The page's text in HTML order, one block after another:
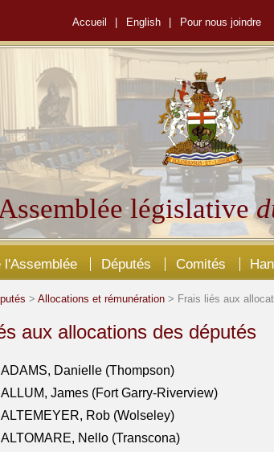
Accueil English Pour nous joindre
législative
l'Assemblée Députés Comités
> Allocations et rémunération > Frais liés aux
aux allocations des députés
ADAMS, Danielle (Thompson)
ALLUM, James (Fort Garry-Riverview)
ALTEMEYER, Rob (Wolseley)
ALTOMARE, Nello (Transcona)